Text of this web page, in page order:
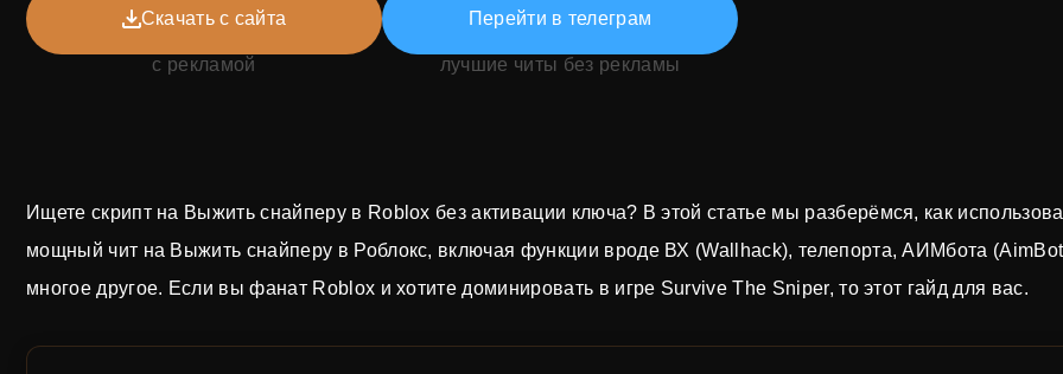
Скачать с сайта
с рекламой
Перейти в телеграм
лучшие читы без рекламы
Ищете скрипт на Выжить снайперу в Roblox без активации ключа? В этой статье мы разберёмся, как
мощный чит на Выжить снайперу в Роблокс, включая функции вроде ВХ (Wallhack), телепорта, АИМбота
многое другое. Если вы фанат Roblox и хотите доминировать в игре Survive The Sniper, то этот гайд для вас.